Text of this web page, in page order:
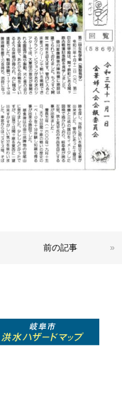
前の記事 »